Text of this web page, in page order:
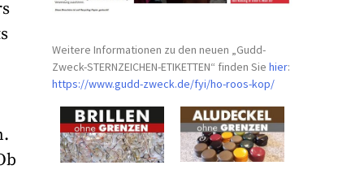
Weitere Informationen zu den neuen „Gudd-
Zweck-STERNZEICHEN-ETIKETTEN“ finden Siehier:
https://www.gudd-zweck.de/fyi/ho-roos-kop/